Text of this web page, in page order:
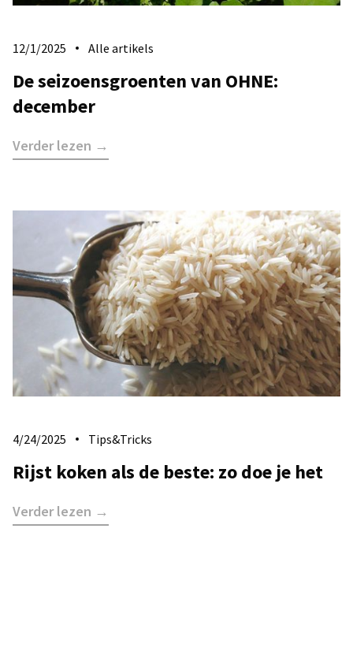
12/1/2025 Alle artikels
De seizoensgroenten van OHNE:
december
Verder lezen →
4/24/2025 Tips&Tricks
Rijst koken als de beste: zo doe je het
Verder lezen →